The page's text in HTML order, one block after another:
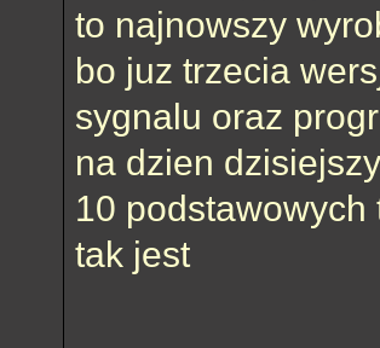
to najnowszy
bo juz trzecia
sygnalu oraz
na dzien
10
tak jest